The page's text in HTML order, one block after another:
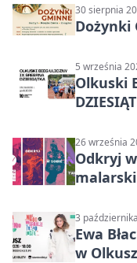
30 sierpnia
Dożynki
5 września
Olkuski
26 września
Odkryj
3
Ewa
w